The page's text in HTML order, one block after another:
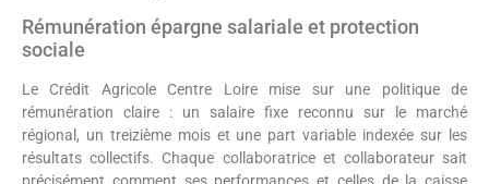
Rémunération épargne salariale et protection
sociale
Le Crédit Agricole Centre Loire mise sur une politique de
rémunération claire : un salaire fixe reconnu sur le marché
régional, un treizième mois et une part variable indexée sur les
résultats collectifs. Chaque collaboratrice et collaborateur sait